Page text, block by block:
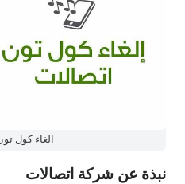
الغاء كول
نبذة عن شركة اتصالات